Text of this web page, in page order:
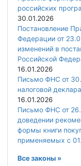
российских
30.01.2026
Постановление
Федерации от
изменений в
Российской
16.01.2026
Письмо ФНС от
налоговой
16.01.2026
Письмо ФНС от
доведении
формы книги
применяемых с
Все законы »